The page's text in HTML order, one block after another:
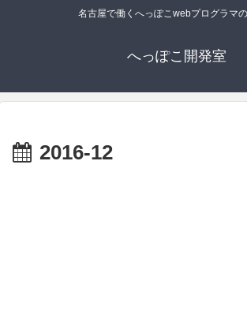
名古屋で働くへっぽこwebプログラマ
へっぽこ開発室
2016-12